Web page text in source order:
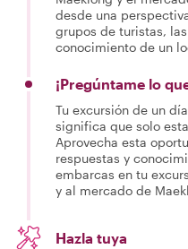
desde una
grupos de turistas,
conocimiento de un
¡Pregúntame lo
Tu excursión de un
significa que solo
Aprovecha esta
respuestas y
embarcas en tu
y al mercado de
Hazla tuya